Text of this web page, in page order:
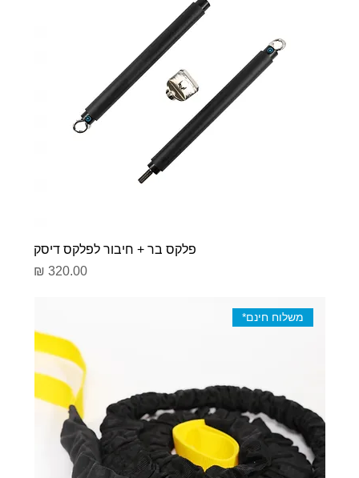
פלקס בר + חיבור לפלקס דיסק
מחיר
משלוח חינם*